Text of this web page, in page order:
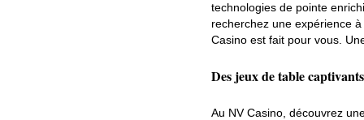
technologies de pointe
recherchez une expérience
Casino est fait pour vous.
Des jeux de table
Au NV Casino, découvrez